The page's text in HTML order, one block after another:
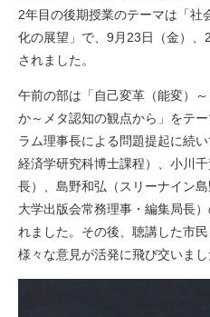
2年目の後期授業のテーマは「社
化の展望」で、9月23日（金）
されました。
午前の部は「自己変革（能変）
か～メタ認知の観点から」をテ
ラム理事長による問題提起に続
経済学研究科博士課程）、小川
長）、島野和弘（スリーナイン
大学出版会常務理事・編集局長
れました。その後、聴講した市
様々な意見が活発に飛び交いまし